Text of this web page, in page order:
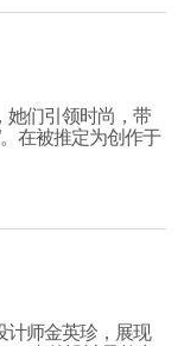
她们引领时尚，带
在被推定为创作于
计师金英珍，展现